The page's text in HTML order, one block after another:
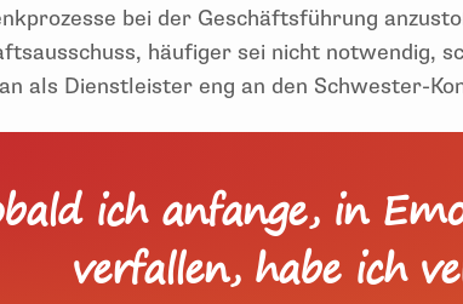
bei der Geschäftsführung
häufiger sei nicht notwendig,
als Dienstleister eng an den Schwester-
ich anfange, in
verfallen, habe ich